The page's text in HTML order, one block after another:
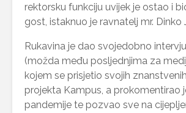
rektorsku funkciju uvijek je ostao i
gost, istaknuo je ravnatelj mr. Dinko
Rukavina je dao svojedobno
(možda među posljednjima za
kojem se prisjetio svojih
projekta Kampus, a prokomentirao
pandemije te pozvao sve na